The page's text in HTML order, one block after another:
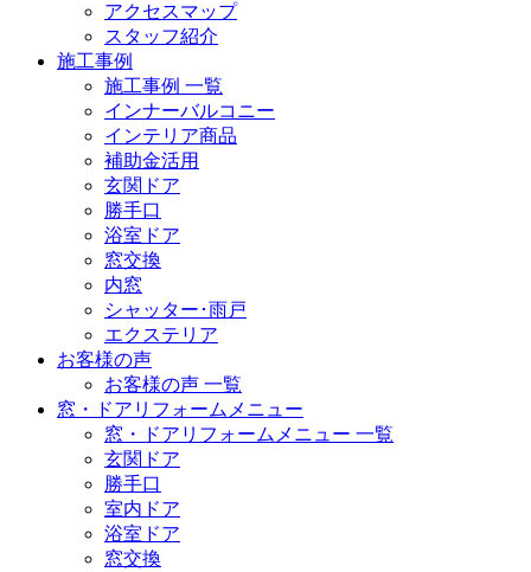
アクセスマップ
スタッフ紹介
施工事例
施工事例 一覧
インナーバルコニー
インテリア商品
補助金活用
玄関ドア
勝手口
浴室ドア
窓交換
内窓
シャッター･雨戸
エクステリア
お客様の声
お客様の声 一覧
窓・ドアリフォームメニュー
窓・ドアリフォームメニュー 一覧
玄関ドア
勝手口
室内ドア
浴室ドア
窓交換